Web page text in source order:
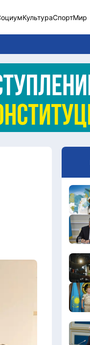
КультураСпортМир
столицы
Этический кодекс